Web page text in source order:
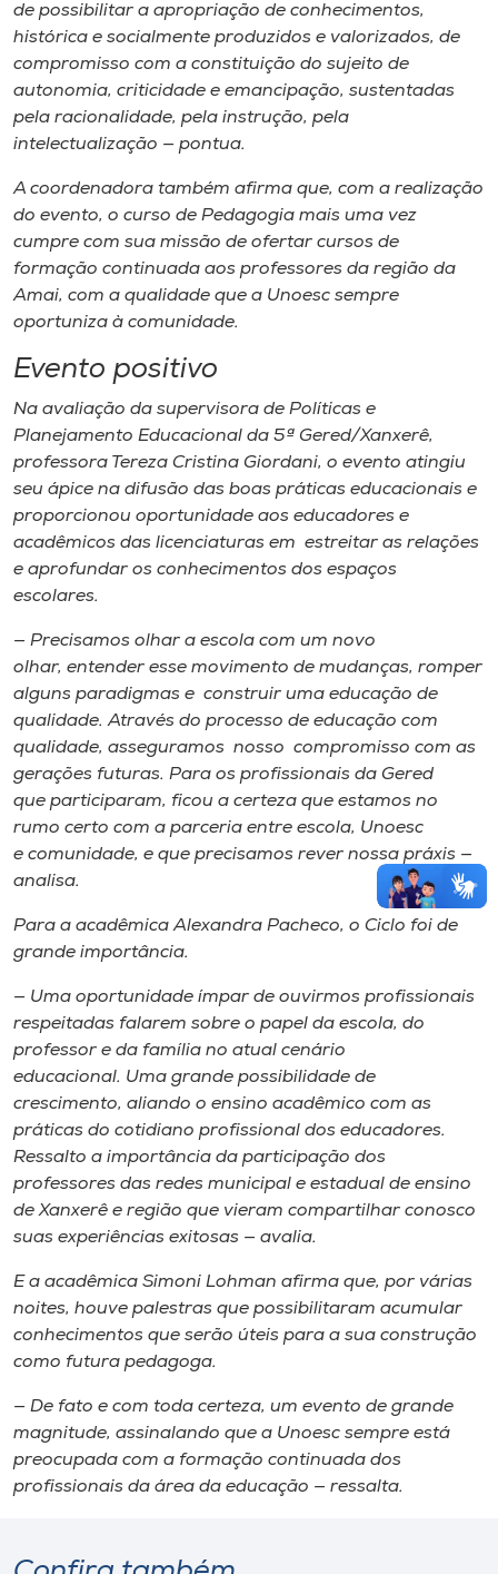
de possibilitar a apropriação de conhecimentos,
histórica e socialmente produzidos e valorizados, de
compromisso com a constituição do sujeito de
autonomia, criticidade e emancipação, sustentadas
pela racionalidade, pela instrução, pela
intelectualização — pontua.
A coordenadora também afirma que, com a realização
do evento, o curso de Pedagogia mais uma vez
cumpre com sua missão de ofertar cursos de
formação continuada aos professores da região da
Amai, com a qualidade que a Unoesc sempre
oportuniza à comunidade.
Evento positivo
Na avaliação da supervisora de Políticas e
Planejamento Educacional da 5ª Gered/Xanxerê,
professora Tereza Cristina Giordani, o evento atingiu
seu ápice na difusão das boas práticas educacionais e
proporcionou oportunidade aos educadores e
acadêmicos das licenciaturas em estreitar as relações
e aprofundar os conhecimentos dos espaços
escolares.
— Precisamos olhar a escola com um novo
olhar, entender esse movimento de mudanças, romper
alguns paradigmas e construir uma educação de
qualidade. Através do processo de educação com
qualidade, asseguramos nosso compromisso com as
gerações futuras. Para os profissionais da Gered
que participaram, ficou a certeza que estamos no
rumo certo com a parceria entre escola, Unoesc
e comunidade, e que precisamos rever nossa práxis —
analisa.
Para a acadêmica Alexandra Pacheco, o Ciclo foi de
grande importância.
— Uma oportunidade ímpar de ouvirmos profissionais
respeitadas falarem sobre o papel da escola, do
professor e da família no atual cenário
educacional. Uma grande possibilidade de
crescimento, aliando o ensino acadêmico com as
práticas do cotidiano profissional dos educadores.
Ressalto a importância da participação dos
professores das redes municipal e estadual de ensino
de Xanxerê e região que vieram compartilhar conosco
suas experiências exitosas — avalia.
E a acadêmica Simoni Lohman afirma que, por várias
noites, houve palestras que possibilitaram acumular
conhecimentos que serão úteis para a sua construção
como futura pedagoga.
— De fato e com toda certeza, um evento de grande
magnitude, assinalando que a Unoesc sempre está
preocupada com a formação continuada dos
profissionais da área da educação — ressalta.